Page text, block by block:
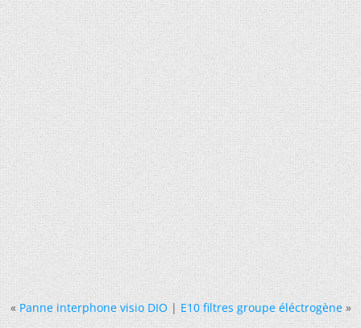
« Panne interphone visio DIO|E10 filtres groupe éléctrogène »